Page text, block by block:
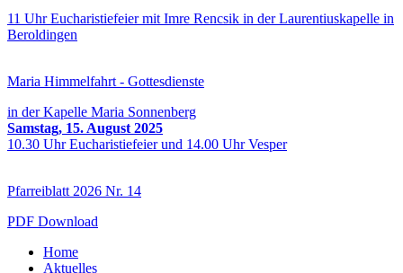
11 Uhr Eucharistiefeier mit Imre Rencsik in der Laurentiuskapelle in
Beroldingen
Maria Himmelfahrt - Gottesdienste
in der Kapelle Maria Sonnenberg
Samstag, 15. August 2025
10.30 Uhr Eucharistiefeier und 14.00 Uhr Vesper
Pfarreiblatt 2026 Nr. 14
PDF Download
Home
Aktuelles